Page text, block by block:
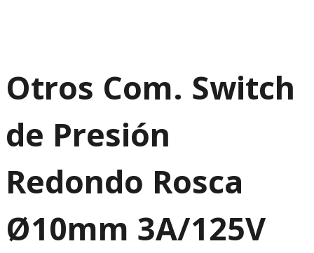
Otros Com. Switch
de Presión
Redondo Rosca
Ø10mm 3A/125V